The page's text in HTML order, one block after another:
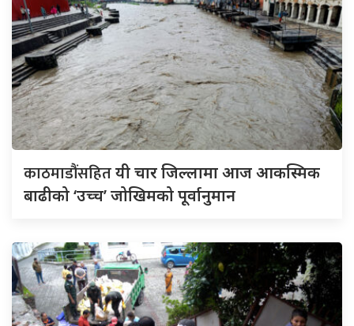
काठमाडौंसहितयी चार जिल्लामा आज आकस्मिक
बाढीको ‘उच्च’ जोखिमको पूर्वानुमान